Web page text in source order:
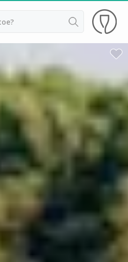
Beaujolais
Bordeaux
Bourgogne
proeverij
Corsica
Elzas
Jura
Languedoc Roussillon
Loire